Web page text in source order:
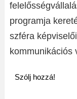
programja
szféra
kommunikációs
Szólj hozzá!